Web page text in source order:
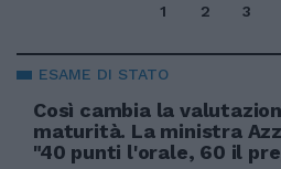
1 2 3
ESAME DI STATO
Così cambia la
maturità. La ministra
"40 punti l'orale, 60 il